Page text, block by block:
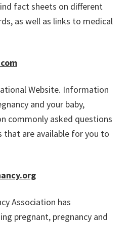
fact sheets on different
as well as links to medical
Website. Information
and your baby,
commonly asked questions
that are available for you to
Association has
pregnant, pregnancy and